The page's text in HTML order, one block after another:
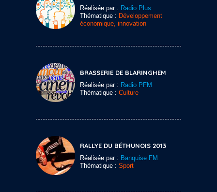
Réalisée par : Radio Plus
Thématique : Développement
économique, innovation
BRASSERIE DE BLARINGHEM
Réalisée par : Radio PFM
Thématique : Culture
RALLYE DU BÉTHUNOIS 2013
Réalisée par : Banquise FM
Thématique : Sport